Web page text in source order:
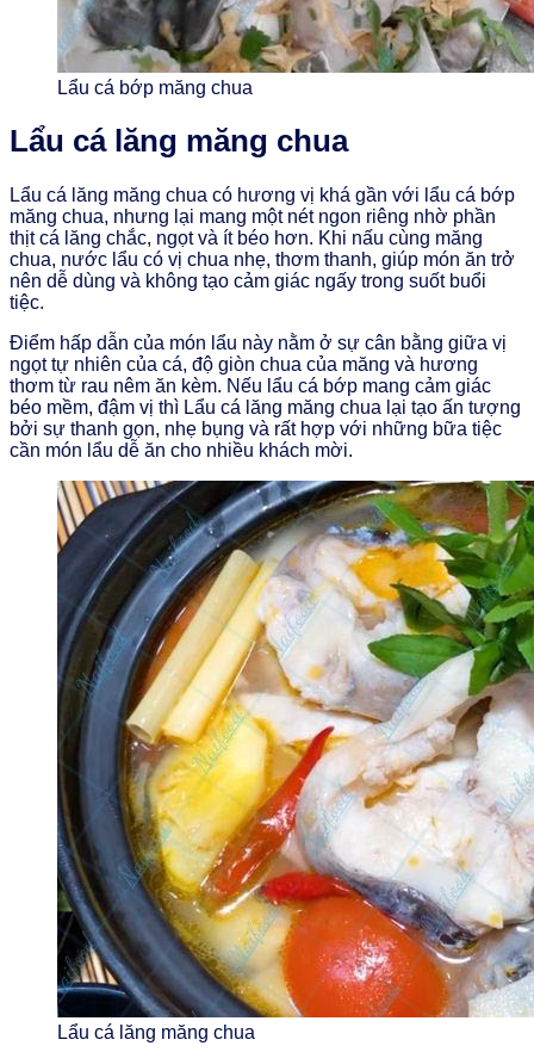
Lẩu cá bớp măng chua
Lẩu cá lăng măng chua
Lẩu cá lăng măng chua có hương vị khá gần với lẩu cá bớp
măng chua, nhưng lại mang một nét ngon riêng nhờ phần
thịt cá lăng chắc, ngọt và ít béo hơn. Khi nấu cùng măng
chua, nước lẩu có vị chua nhẹ, thơm thanh, giúp món ăn trở
nên dễ dùng và không tạo cảm giác ngấy trong suốt buổi
tiệc.
Điểm hấp dẫn của món lẩu này nằm ở sự cân bằng giữa vị
ngọt tự nhiên của cá, độ giòn chua của măng và hương
thơm từ rau nêm ăn kèm. Nếu lẩu cá bớp mang cảm giác
béo mềm, đậm vị thì Lẩu cá lăng măng chua lại tạo ấn tượng
bởi sự thanh gọn, nhẹ bụng và rất hợp với những bữa tiệc
cần món lẩu dễ ăn cho nhiều khách mời.
Lẩu cá lăng măng chua